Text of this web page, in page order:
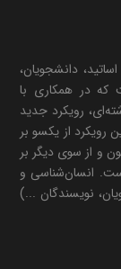
دانشجویان،
در همکاری با
رویکرد جدید
از یکسو بر
از سوی دیگر بر
انسان‌شناسی و
نویسندگان ...)